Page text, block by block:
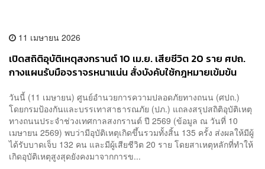
11 เมษายน 2026
เปิดสถิติอุบัติเหตุสงกรานต์ 10 เม.ย. เสียชีวิต 20 ราย ศปถ.
กางแผนรับมือจราจรหนาแน่น สั่งบังคับใช้กฎหมายเข้มข้น
วันนี้ (11 เมษายน) ศูนย์อำนวยการความปลอดภัยทางถนน (ศปถ.)
โดยกรมป้องกันและบรรเทาสาธารณภัย (ปภ.) แถลงสรุปสถิติอุบัติเหตุ
ทางถนนประจำช่วงเทศกาลสงกรานต์ ปี 2569 (ข้อมูล ณ วันที่ 10
เมษายน 2569) พบว่ามีอุบัติเหตุเกิดขึ้นรวมทั้งสิ้น 135 ครั้ง ส่งผลให้มีผู้
ได้รับบาดเจ็บ 132 คน และมีผู้เสียชีวิต 20 ราย โดยสาเหตุหลักที่ทำให้
เกิดอุบัติเหตุสูงสุดยังคงมาจากการข...